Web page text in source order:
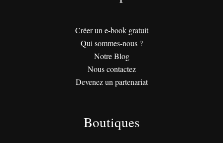
Créer un e-book gratuit
Qui sommes-nous ?
Notre Blog
Nous contactez
Devenez un partenariat
Boutiques